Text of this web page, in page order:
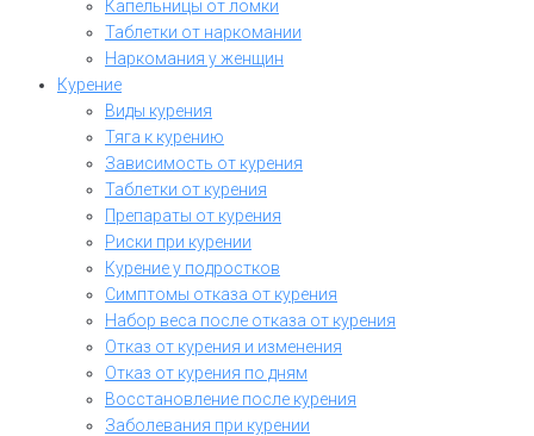
Капельницы от ломки
Таблетки от наркомании
Наркомания у женщин
Курение
Виды курения
Тяга к курению
Зависимость от курения
Таблетки от курения
Препараты от курения
Риски при курении
Курение у подростков
Симптомы отказа от курения
Набор веса после отказа от курения
Отказ от курения и изменения
Отказ от курения по дням
Восстановление после курения
Заболевания при курении